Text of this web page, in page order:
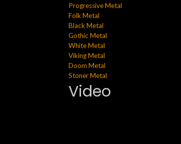
Progressive Metal
Folk Metal
Black Metal
Gothic Metal
White Metal
Viking Metal
Doom Metal
Stoner Metal
Video